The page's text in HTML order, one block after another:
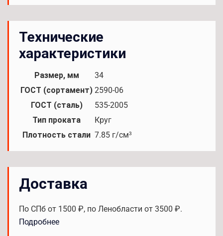
Технические
характеристики
Размер, мм
34
ГОСТ (сортамент) 2590-06
ГОСТ (сталь)
535-2005
Тип проката
Круг
Плотность стали 7.85 г/см³
Доставка
По СПб от 1500 ₽, по Ленобласти от 3500 ₽.
Подробнее